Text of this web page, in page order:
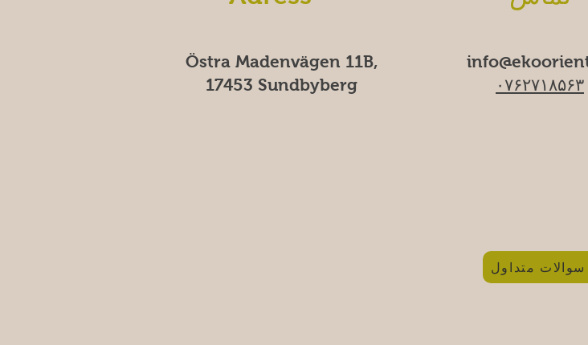
Östra Madenvägen 11B,
17453 Sundbyberg
۰۷۶۲۷۱۸۵۶۳
سوالات متداول